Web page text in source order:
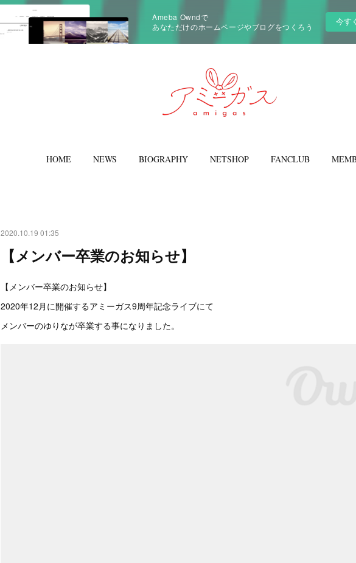
Ameba Owndで
あなただけのホームページやブログをつくろう
今す
HOME NEWS BIOGRAPHY NETSHOP FANCLUB
2020.10.19 01:35
【メンバー卒業のお知らせ】
【メンバー卒業のお知らせ】
2020年12月に開催するアミーガス9周年記念ライブにて
メンバーのゆりなが卒業する事になりました。